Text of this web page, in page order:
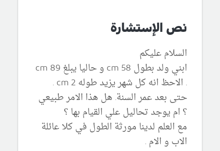
نص الإستشارة
السلام عليكم
ابني ولد بطول 58 cm و حاليا يبلغ 89 cm
. الاحظ انه كل شهر يزيد طوله 2 cm .
حتى بعد عمر السنة. هل هذا الامر طبيعي
؟ ام يوجد تحاليل علي القيام بها ؟
مع العلم لدينا مورثة الطول في كلا عائلة
الاب و الام .